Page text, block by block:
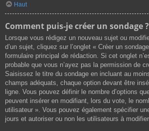
Haut
Comment puis-je créer un sondage ?
Lorsque vous rédigez un nouveau sujet ou
d’un sujet, cliquez sur l’onglet « Créer un
formulaire principal de rédaction. Si cet onglet
probable que vous n’ayez pas la permission de
Saisissez le titre du sondage en incluant au
champs adéquats, chaque option devant être
ligne. Vous pouvez définir le nombre d’options
peuvent insérer en modifiant, lors du vote, le
utilisateur ». Vous pouvez également spécifier
jours et autoriser ou non les utilisateurs à